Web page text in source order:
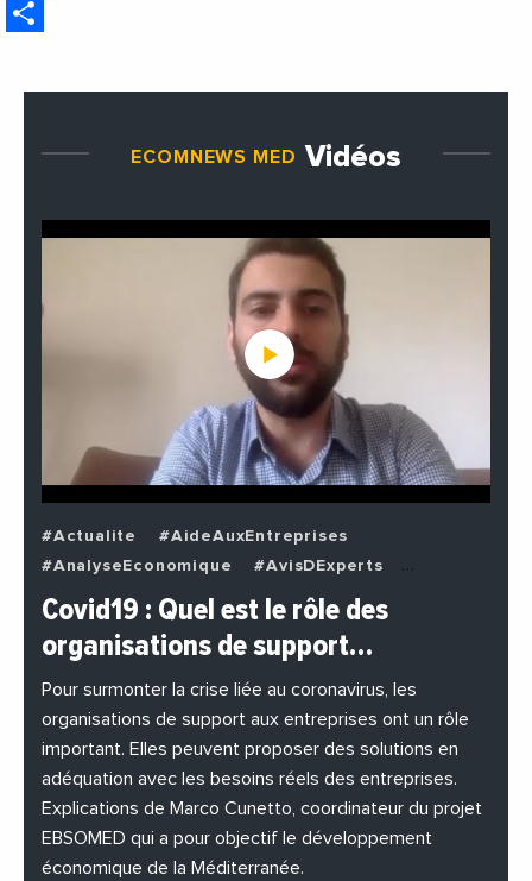
ECOMNEWS MED Vidéos
#Actualite
#AideAuxEntreprises
#AnalyseEconomique
#AvisDExperts
#BuzzNews
#Decideurs
#EchangesMediterraneens
#EnDirectDe
#Entreprises
#Institutions
#PhotosEtVideos
Covid19 : Quel est le rôle des
organisations de support…
Pour surmonter la crise liée au coronavirus, les
organisations de support aux entreprises ont un rôle
important. Elles peuvent proposer des solutions en
adéquation avec les besoins réels des entreprises.
Explications de Marco Cunetto, coordinateur du projet
EBSOMED qui a pour objectif le développement
économique de la Méditerranée.